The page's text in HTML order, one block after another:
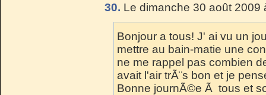
30. Le dimanche 30 août 2009
Bonjour a tous! J' ai vu un
mettre au bain-matie une
ne me rappel pas combien
avait l'air trÃ¨s bon et je
Bonne journÃ©e Ã tous et